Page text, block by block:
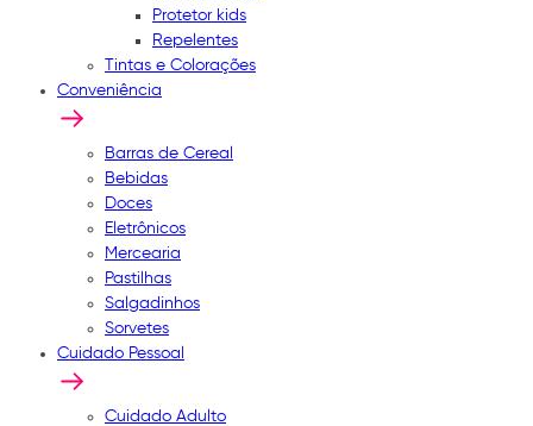
Protetor kids
Repelentes
Tintas e Colorações
Conveniência
Barras de Cereal
Bebidas
Doces
Eletrônicos
Mercearia
Pastilhas
Salgadinhos
Sorvetes
Cuidado Pessoal
Cuidado Adulto